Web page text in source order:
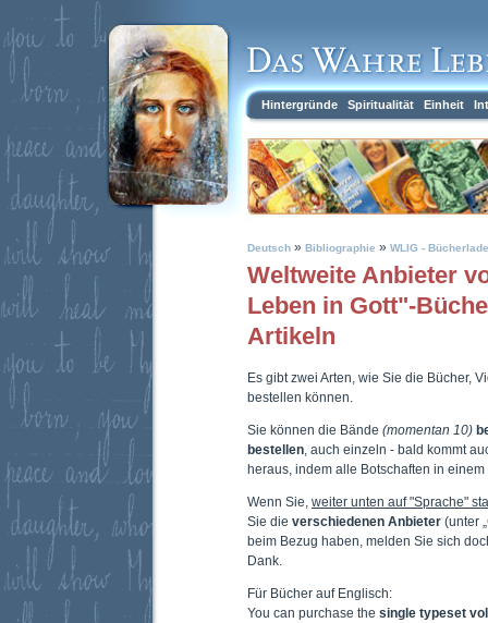
Hintergründe Spiritualität Einheit
Deutsch » Bibliographie » WLIG -
Weltweite Anbieter
Leben in Gott"-
Artikeln
Es gibt zwei Arten, wie Sie die Bücher,
bestellen können.
Sie können die Bände (momentan 10)
bestellen , auch einzeln - bald kommt
heraus, indem alle Botschaften in
Wenn Sie, weiter unten auf "Sprache"
Sie die verschiedenen Anbieter (unter
beim Bezug haben, melden Sie sich
Dank.
Für Bücher auf Englisch:
You can purchase the single typeset